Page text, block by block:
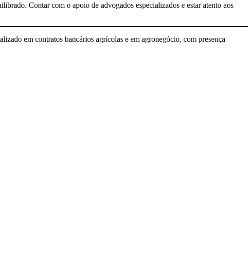
Contar com o apoio de advogados especializados e estar atento aos
em contratos bancários agrícolas e em agronegócio, com presença